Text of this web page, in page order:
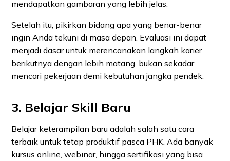
mendapatkan gambaran yang lebih jelas.
Setelah itu, pikirkan bidang apa yang benar-benar
ingin Anda tekuni di masa depan. Evaluasi ini dapat
menjadi dasar untuk merencanakan langkah karier
berikutnya dengan lebih matang, bukan sekadar
mencari pekerjaan demi kebutuhan jangka pendek.
3. Belajar Skill Baru
Belajar keterampilan baru adalah salah satu cara
terbaik untuk tetap produktif pasca PHK. Ada banyak
kursus online, webinar, hingga sertifikasi yang bisa